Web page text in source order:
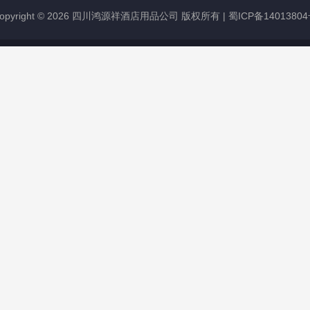
© 2026 四川鸿源祥酒店用品公司 版权所有 | 蜀ICP备14013804